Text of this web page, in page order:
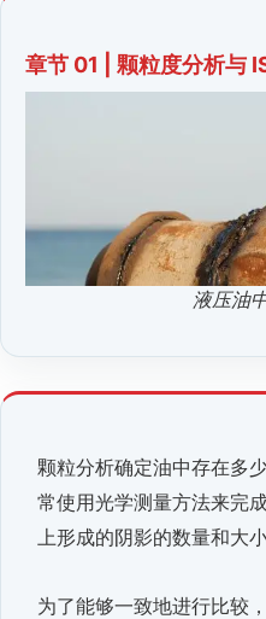
章节 01 | 颗粒度分析与
液压油
颗粒分析确定油中存在多
常使用光学测量方法来完
上形成的阴影的数量和大
为了能够一致地进行比较